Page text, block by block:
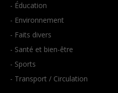
- Éducation
- Environnement
- Faits divers
- Santé et bien-être
- Sports
- Transport / Circulation